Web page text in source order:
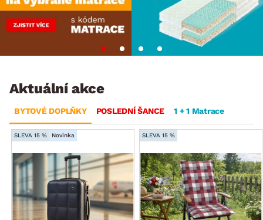
Aktuální akce
BYTOVÉ DOPLŇKY POSLEDNÍ ŠANCE 1 + 1 Matrace
SLEVA 15 % Novinka SLEVA 15 %